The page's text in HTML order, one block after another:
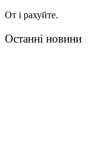
От і рахуйте.
Останні новини